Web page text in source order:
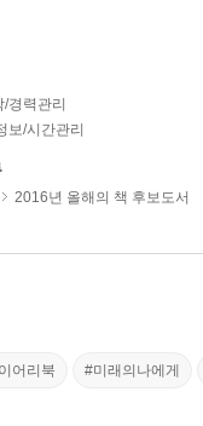
/경력관리
보/시간관리
2016년 올해의 책 후보도서
어리북 #미래의나에게